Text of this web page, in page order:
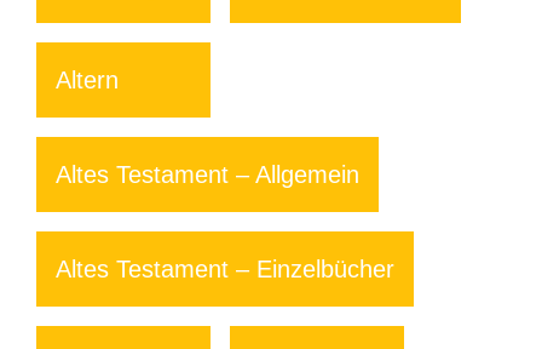
Altern
Altes Testament – Allgemein
Altes Testament – Einzelbücher